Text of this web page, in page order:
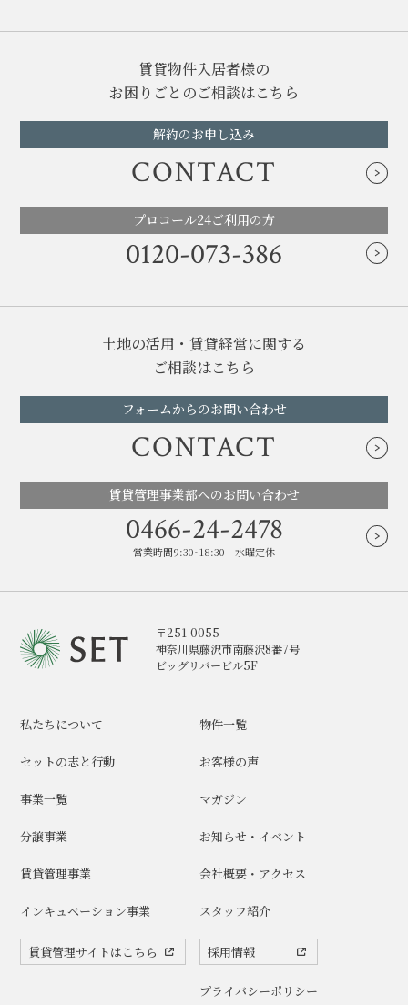
賃貸物件入居者様の
お困りごとのご相談はこちら
解約のお申し込み
CONTACT
プロコール24ご利用の方
0120-073-386
土地の活用・賃貸経営に関する
ご相談はこちら
フォームからのお問い合わせ
CONTACT
賃貸管理事業部へのお問い合わせ
0466-24-2478
営業時間9:30~18:30 水曜定休
〒251-0055
神奈川県藤沢市南藤沢8番7号
ビッグリバービル5F
私たちについて
セットの志と行動
事業一覧
分譲事業
賃貸管理事業
インキュベーション事業
賃貸管理サイトはこちら
物件一覧
お客様の声
マガジン
お知らせ・イベント
会社概要・アクセス
スタッフ紹介
採用情報
プライバシーポリシー